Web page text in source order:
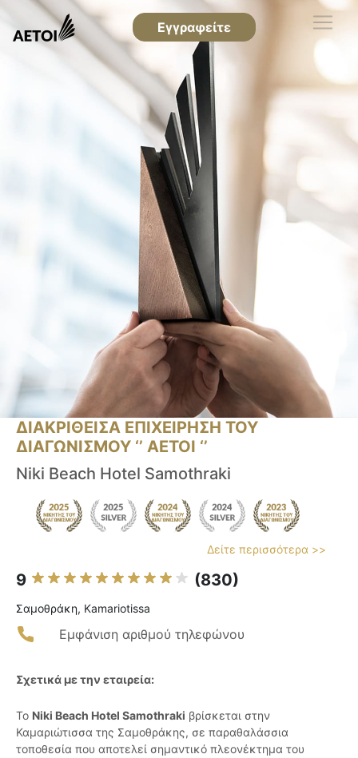
Εγγραφείτε
ΔΙΑΚΡΙΘΕΙΣΑ ΕΠΙΧΕΙΡΗΣΗ ΤΟΥ
ΔΙΑΓΩΝΙΣΜΟΥ ‘’ ΑΕΤΟΙ ‘’
Niki Beach Hotel Samothraki
Δείτε περισσότερα >>
9 (830)
Σαμοθράκη, Kamariotissa
Εμφάνιση αριθμού τηλεφώνου
Σχετικά με την εταιρεία:
Το Niki Beach Hotel Samothraki βρίσκεται στην
Καμαριώτισσα της Σαμοθράκης, σε παραθαλάσσια
τοποθεσία που αποτελεί σημαντικό πλεονέκτημα του